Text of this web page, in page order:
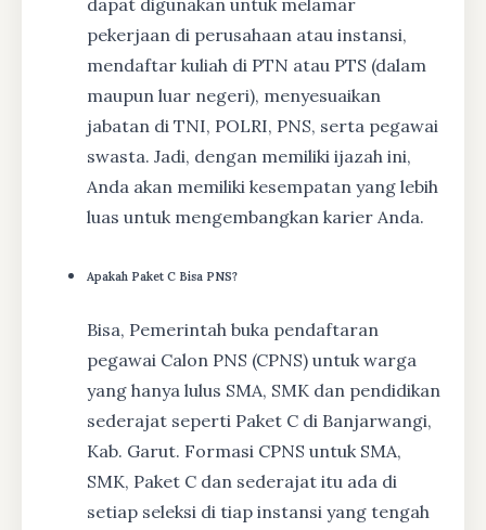
dapat digunakan untuk melamar
pekerjaan di perusahaan atau instansi,
mendaftar kuliah di PTN atau PTS (dalam
maupun luar negeri), menyesuaikan
jabatan di TNI, POLRI, PNS, serta pegawai
swasta. Jadi, dengan memiliki ijazah ini,
Anda akan memiliki kesempatan yang lebih
luas untuk mengembangkan karier Anda.
Apakah Paket C Bisa PNS?
Bisa, Pemerintah buka pendaftaran
pegawai Calon PNS (CPNS) untuk warga
yang hanya lulus SMA, SMK dan pendidikan
sederajat seperti Paket C di Banjarwangi,
Kab. Garut. Formasi CPNS untuk SMA,
SMK, Paket C dan sederajat itu ada di
setiap seleksi di tiap instansi yang tengah